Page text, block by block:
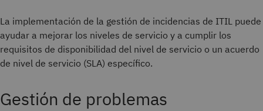
La implementación de la gestión de incidencias de ITIL puede
ayudar a mejorar los niveles de servicio y a cumplir los
requisitos de disponibilidad del nivel de servicio o un acuerdo
de nivel de servicio (SLA) específico.
Gestión de problemas